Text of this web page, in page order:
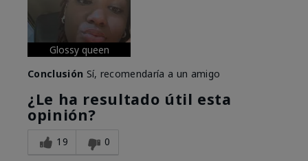
Glossy queen
Conclusión Sí, recomendaría a un amigo
¿Le ha resultado útil esta
opinión?
19 0